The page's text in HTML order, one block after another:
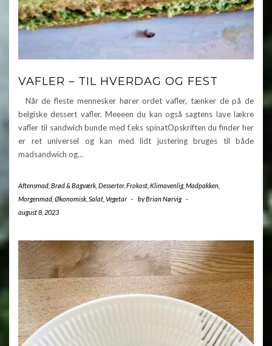
VAFLER – TIL HVERDAG OG FEST
Når de fleste mennesker hører ordet vafler, tænker de på de
belgiske dessert vafler. Meeeen du kan også sagtens lave lækre
vafler til sandwich bunde med f.eks spinatOpskriften du finder her
er ret universel og kan med lidt justering bruges til både
madsandwich og…
Aftensmad Brød & Bagværk Desserter, Frokost Klimavenlig, Madpakken
Morgenmad Økonomisk Salat Vegetar - byBrian Nørvig -
august 8, 2023